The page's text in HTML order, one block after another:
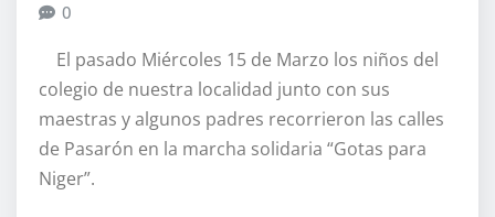
0
El pasado Miércoles 15 de Marzo los niños del
colegio de nuestra localidad junto con sus
maestras y algunos padres recorrieron las calles
de Pasarón en la marcha solidaria “Gotas para
Niger”.